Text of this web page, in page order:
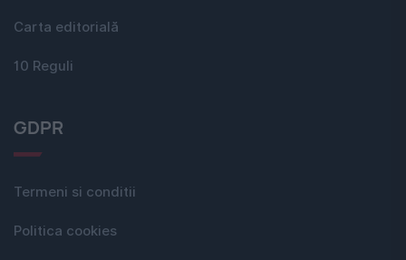
Carta editorială
10 Reguli
GDPR
Termeni si conditii
Politica cookies